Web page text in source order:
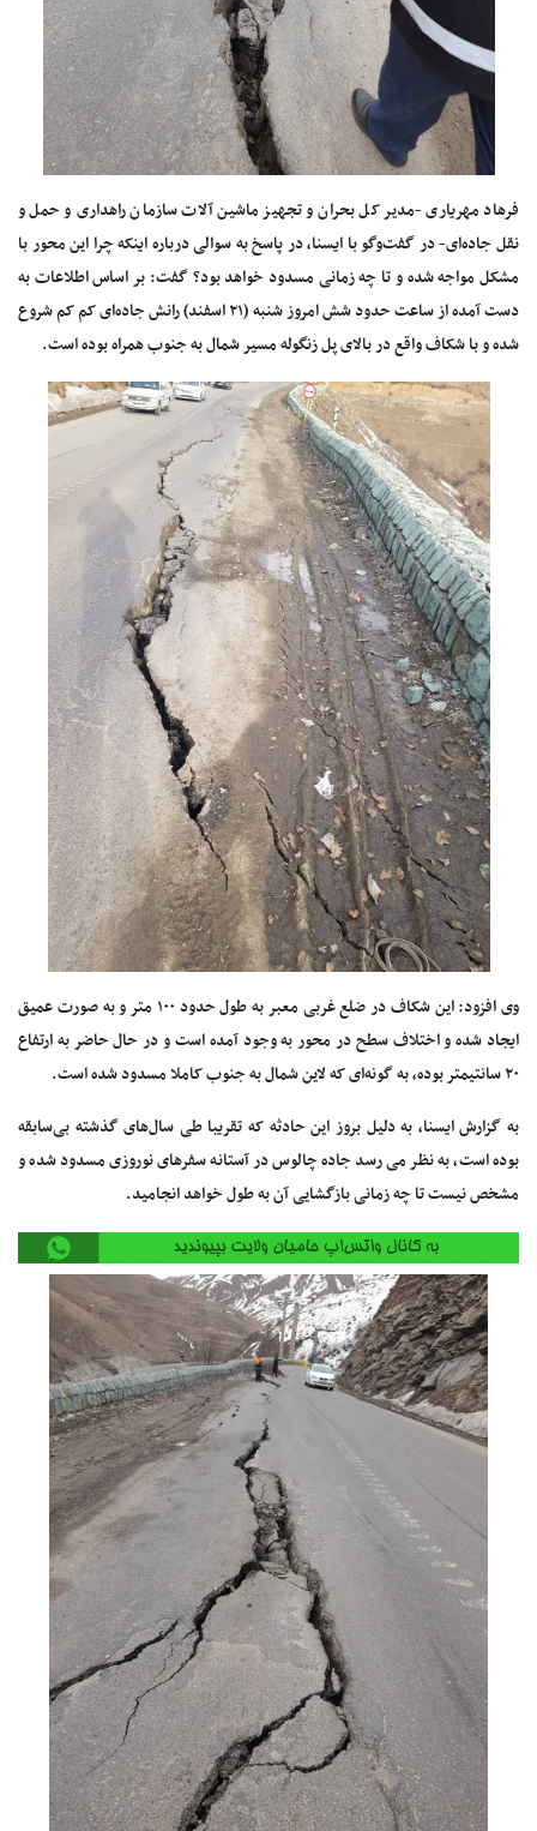
فرهاد مهریاری -مدیر کل بحران و تجهیز ماشین آلات سازمان راهداری و حمل و
نقل جاده‌ای- در گفت‌وگو با ایسنا، در پاسخ به سوالی درباره اینکه چرا این محور با
مشکل مواجه شده و تا چه زمانی مسدود خواهد بود؟ گفت: بر اساس اطلاعات به
دست آمده از ساعت حدود شش امروز شنبه (۲۱ اسفند) رانش جاده‌ای کم کم شروع
شده و با شکاف واقع در بالای پل زنگوله مسیر شمال به جنوب همراه بوده است.
وی افزود: این شکاف در ضلع غربی معبر به طول حدود ۱۰۰ متر و به صورت عمیق
ایجاد شده و اختلاف سطح در محور به وجود آمده است و در حال حاضر به ارتفاع
۲۰ سانتیمتر بوده، به گونه‌ای که لاین شمال به جنوب کاملا مسدود شده است.
به گزارش ایسنا، به دلیل بروز این حادثه که تقریبا طی سال‌های گذشته بی‌سابقه
بوده است، به نظر می رسد جاده چالوس در آستانه سفرهای نوروزی مسدود شده و
مشخص نیست تا چه زمانی بازگشایی آن به طول خواهد انجامید.